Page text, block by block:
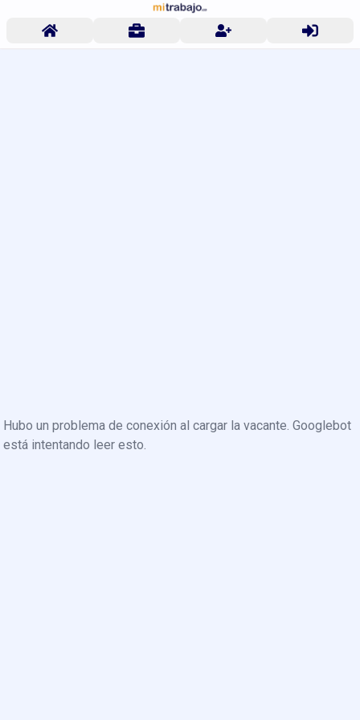
Hubo un problema de conexión al cargar la vacante. Googlebot
está intentando leer esto.